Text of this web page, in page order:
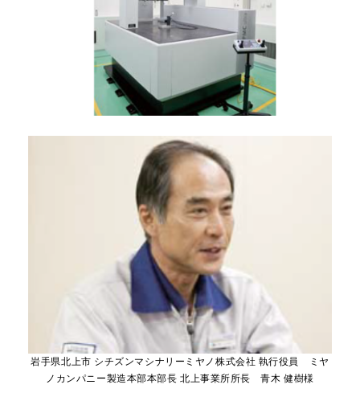
岩手県北上市 シチズンマシナリーミヤノ株式会社 執行役員 ミヤ
ノカンパニー製造本部本部長 北上事業所所長 青木 健樹様